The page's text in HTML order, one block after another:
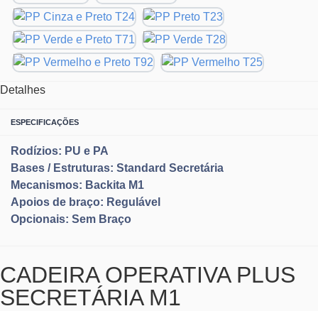
Detalhes
ESPECIFICAÇÕES
Rodízios: PU e PA
Bases / Estruturas: Standard Secretária
Mecanismos: Backita M1
Apoios de braço: Regulável
Opcionais: Sem Braço
CADEIRA OPERATIVA PLUS
SECRETÁRIA M1